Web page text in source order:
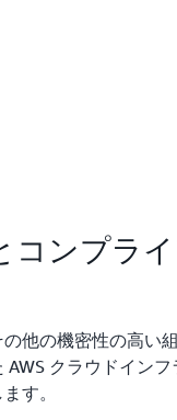
コンプラ
他の機密性の高い
クラウドインフ
す。